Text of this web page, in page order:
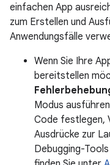
einfachen App
zum Erstellen und
Anwendungsfälle
Wenn Sie Ihre
bereitstellen
Modus
Code festlegen,
Ausdrücke zur
Debugging-